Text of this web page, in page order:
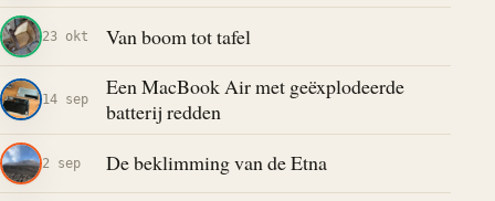
23 okt Van boom tot tafel
14 sep
Een MacBook Air met geëxplodeerde
batterij redden
2 sep De beklimming van de Etna